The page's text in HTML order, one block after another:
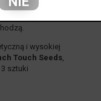
French
i wysokiej
Touch Seeds
sztuki